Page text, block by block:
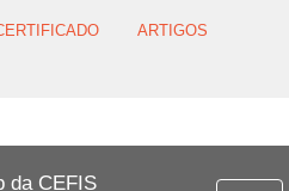
da CEFIS
ARTIGOS